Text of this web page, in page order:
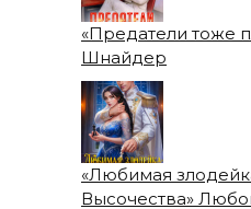
«Предатели тоже
Шнайдер
«Любимая
Высочества»